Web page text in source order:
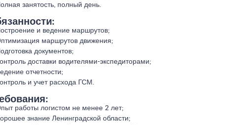
занятость, полный день.
и ведение маршрутов;
маршрутов движения;
документов;
доставки водителями-экспедиторами;
отчетности;
и учет расхода ГСМ.
работы логистом не менее 2 лет;
знание Ленинградской области;